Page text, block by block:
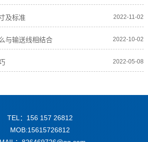
及标准 2022-11-02
与输送线相结合 2022-10-02
2022-05-08
TEL：156 157 26812
MOB:15615726812